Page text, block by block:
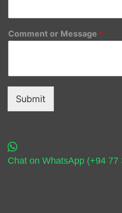
Comment or Message *
Submit
Chat on WhatsApp (+94 77